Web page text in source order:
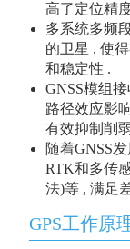
高了定位精
多系统多频
的卫星 , 使
和稳定性 .
GNSS模组
路径效应影
有效抑制削
随着GNSS
RTK和多传
法)等 , 满足
GPS工作原